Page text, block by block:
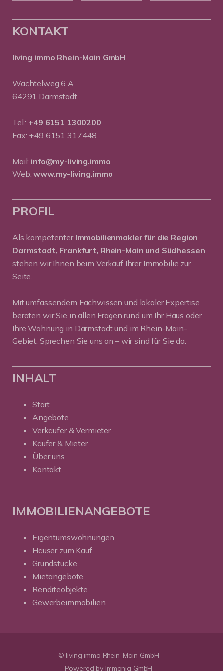
KONTAKT
living immo Rhein-Main GmbH
Wachtelweg 6 A
64291 Darmstadt
Tel.: +49 6151 1300200
Fax: +49 6151 317448
Mail: info@my-living.immo
Web:www.my-living.immo
PROFIL
Als kompetenter Immobilienmakler für die Region
Darmstadt, Frankfurt, Rhein-Main und Südhessen
stehen wir Ihnen beim Verkauf Ihrer Immobilie zur
Seite.
Mit umfassendem Fachwissen und lokaler Expertise
beraten wir Sie in allen Fragen rund um Ihr Haus oder
Ihre Wohnung in Darmstadt und im Rhein-Main-
Gebiet. Sprechen Sie uns an – wir sind für Sie da.
INHALT
Start
Angebote
Verkäufer & Vermieter
Käufer & Mieter
Über uns
Kontakt
IMMOBILIENANGEBOTE
Eigentumswohnungen
Häuser zum Kauf
Grundstücke
Mietangebote
Renditeobjekte
Gewerbeimmobilien
© living immo Rhein-Main GmbH
Powered by Immonia GmbH